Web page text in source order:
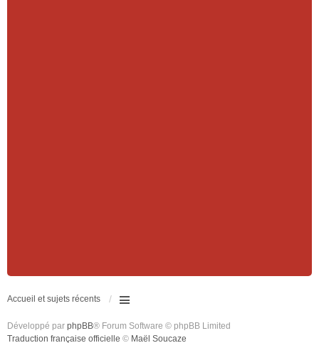
Accueil et sujets récents
Développé par phpBB® Forum Software © phpBB Limited
Traduction française officielle © Maël Soucaze